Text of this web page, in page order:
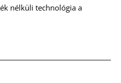
nélküli technológia a